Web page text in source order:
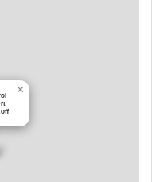
×